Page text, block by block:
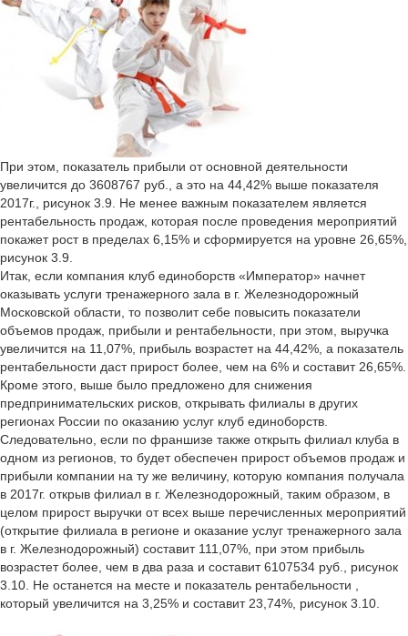
При этом, показатель прибыли от основной деятельности
увеличится до 3608767 руб., а это на 44,42% выше показателя
2017г., рисунок 3.9. Не менее важным показателем является
рентабельность продаж, которая после проведения мероприятий
покажет рост в пределах 6,15% и сформируется на уровне 26,65%,
рисунок 3.9.
Итак, если компания клуб единоборств «Император» начнет
оказывать услуги тренажерного зала в г. Железнодорожный
Московской области, то позволит себе повысить показатели
объемов продаж, прибыли и рентабельности, при этом, выручка
увеличится на 11,07%, прибыль возрастет на 44,42%, а показатель
рентабельности даст прирост более, чем на 6% и составит 26,65%.
Кроме этого, выше было предложено для снижения
предпринимательских рисков, открывать филиалы в других
регионах России по оказанию услуг клуб единоборств.
Следовательно, если по франшизе также открыть филиал клуба в
одном из регионов, то будет обеспечен прирост объемов продаж и
прибыли компании на ту же величину, которую компания получала
в 2017г. открыв филиал в г. Железнодорожный, таким образом, в
целом прирост выручки от всех выше перечисленных мероприятий
(открытие филиала в регионе и оказание услуг тренажерного зала
в г. Железнодорожный) составит 111,07%, при этом прибыль
возрастет более, чем в два раза и составит 6107534 руб., рисунок
3.10. Не останется на месте и показатель рентабельности ,
который увеличится на 3,25% и составит 23,74%, рисунок 3.10.